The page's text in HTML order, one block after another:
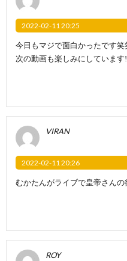
2022-02-11 20:25
今日もマジで面白かったです笑
次の動画も楽しみにしています
VIRAN
2022-02-11 20:26
むかたんがライブで皇帝さん
ROY